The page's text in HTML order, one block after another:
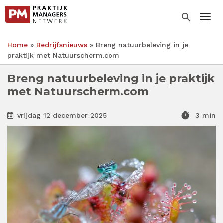
Overslaan
naar
inhoud
gaan
search
Kruimelpad
Home Bedrijfsnieuws
Breng natuurbeleving in je
praktijk met Natuurscherm.com
Breng natuurbeleving in je praktijk
met Natuurscherm.com
vrijdag 12 december 2025 timer 3 min